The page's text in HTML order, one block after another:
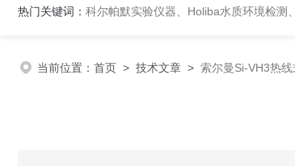
热门关键词： 科尔帕默实验仪器、Holiba水质环境检测
当前位置： 首页 > 技术文章 > 索尔曼Si-VH3热线